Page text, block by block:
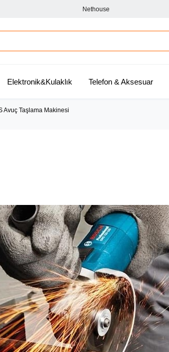
Nethouse
Elektronik&Kulaklık Telefon & Aksesuar
Avuç Taşlama Makinesi